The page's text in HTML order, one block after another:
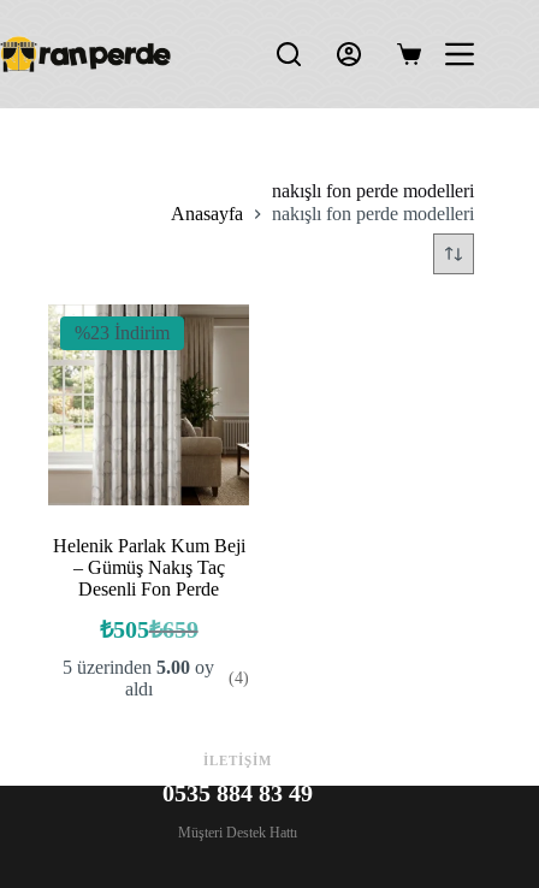
content
Shopping
nakışlı fon perde modelleri
Anasayfa
nakışlı fon perde modelleri
%23 İndirim
Helenik Parlak Kum Beji
– Gümüş Nakış Taç
Desenli Fon Perde
₺659
Orijinal
fiyat:
₺659.
₺505Şu
andaki
fiyat:
5 üzerinden5.00 oy
aldı
(4)
İLETİŞİM
0535 884 83 49
Müşteri Destek Hattı